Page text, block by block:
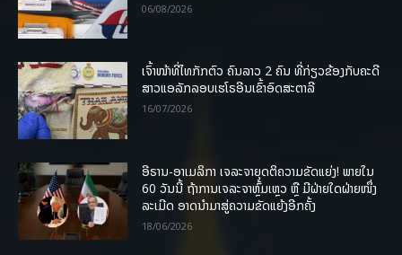
06/08/2026
ເຈົ້າໜ້າທີ່ໄທກັກຕົວ ຄົນລາວ 2 ຄົນ ທີ່ກ່ຽວຂ້ອງກັບຄະດີ
ສາວແອລັກລອບເຮໂຣອີນເຂົ້າອົດສະຕາລີ
16/07/2026
ອີຣານ-ອາເມລິກາ ເຈລະຈາຍຸດຕິຄວາມຂັດແຍ່ງ! ພາຍໃນ
60 ວັນນີ້ ຖ້າການເຈລະຈາຫຼົ້ມເຫຼວ ຫຼື ມີຝ່າຍໃດຝ່າຍໜຶ່ງ
ລະເມີດ ອາດນໍາມາສູ່ຄວາມຂັດແຍ້ງອີກຄັ້ງ
18/06/2026